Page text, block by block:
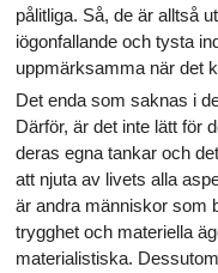
pålitliga. Så, de är alltså
iögonfallande och tysta
uppmärksamma när det
Det enda som saknas i
Därför, är det inte lätt för
deras egna tankar och
att njuta av livets alla
är andra människor som
trygghet och materiella
materialistiska.